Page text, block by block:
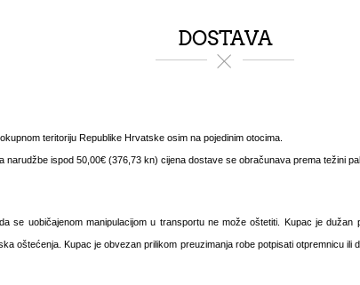
DOSTAVA
teritoriju Republike Hrvatske osim na pojedinim otocima.
narudžbe ispod 50,00€ (376,73 kn) cijena dostave se obračunava prema težini
se uobičajenom manipulacijom u transportu ne može oštetiti. Kupac je
oštećenja. Kupac je obvezan prilikom preuzimanja robe potpisati otpremnicu